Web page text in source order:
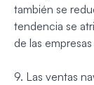
también se
tendencia se
de las
9. Las ventas